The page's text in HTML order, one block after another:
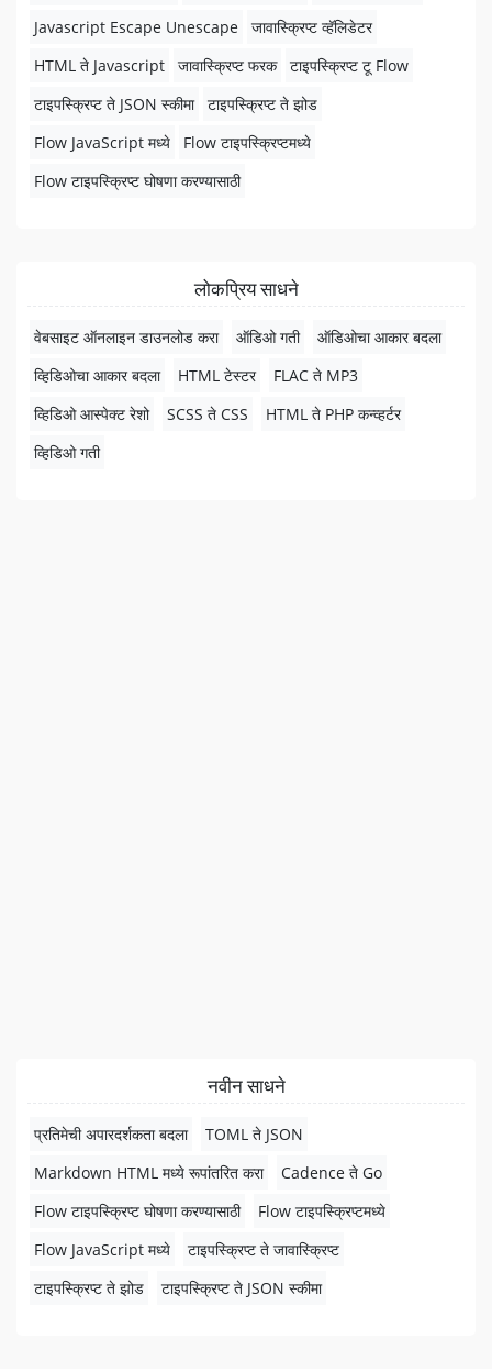
Javascript Escape Unescape
जावास्क्रिप्ट व्हॅलिडेटर
HTML ते Javascript
जावास्क्रिप्ट फरक
टाइपस्क्रिप्ट टू Flow
टाइपस्क्रिप्ट ते JSON स्कीमा
टाइपस्क्रिप्ट ते झोड
Flow JavaScript मध्ये
Flow टाइपस्क्रिप्टमध्ये
Flow टाइपस्क्रिप्ट घोषणा करण्यासाठी
लोकप्रिय साधने
वेबसाइट ऑनलाइन डाउनलोड करा ऑडिओ गती
ऑडिओचा आकार बदला
व्हिडिओचा आकार बदला
HTML टेस्टर
FLAC ते MP3
व्हिडिओ आस्पेक्ट रेशो
SCSS ते CSS
HTML ते PHP कन्व्हर्टर
व्हिडिओ गती
नवीन साधने
प्रतिमेची अपारदर्शकता बदला
TOML ते JSON
Markdown HTML मध्ये रूपांतरित करा
Cadence ते Go
Flow टाइपस्क्रिप्ट घोषणा करण्यासाठी
Flow टाइपस्क्रिप्टमध्ये
Flow JavaScript मध्ये
टाइपस्क्रिप्ट ते जावास्क्रिप्ट
टाइपस्क्रिप्ट ते झोड
टाइपस्क्रिप्ट ते JSON स्कीमा